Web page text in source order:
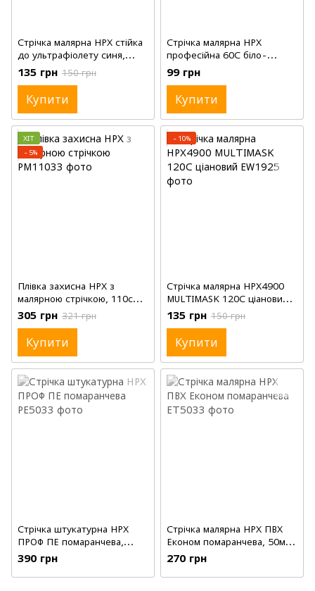
Стрічка малярна HPX стійка
до ультрафіолету синя,
1'(25мм), 25м
135 грн 150 грн
Купити
Стрічка малярна HPX
професійна 60С біло-
кремова, 1'(25мм), 50м
99 грн
Купити
ХІТ
−5%
Плівка захисна HPX з
малярною стрічкою, 110см,
33м
305 грн 321 грн
Купити
−10%
Стрічка малярна HPX4900
MULTIMASK 120C ціановий,
3/4'(19мм), 25м
135 грн 150 грн
Купити
Стрічка штукатурна HPX
ПРОФ ПЕ помаранчева,
50мм, 33м
390 грн
Стрічка малярна HPX ПВХ
Економ помаранчева, 50мм,
33м
270 грн